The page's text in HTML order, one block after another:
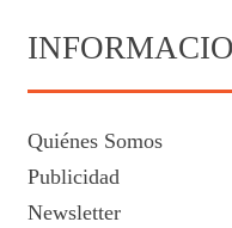
Quiénes Somos
Publicidad
Newsletter